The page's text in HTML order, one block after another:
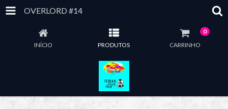
OVERLORD #14
INÍCIO PRODUTOS CARRINHO
0